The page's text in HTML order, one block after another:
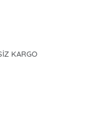
KARGO